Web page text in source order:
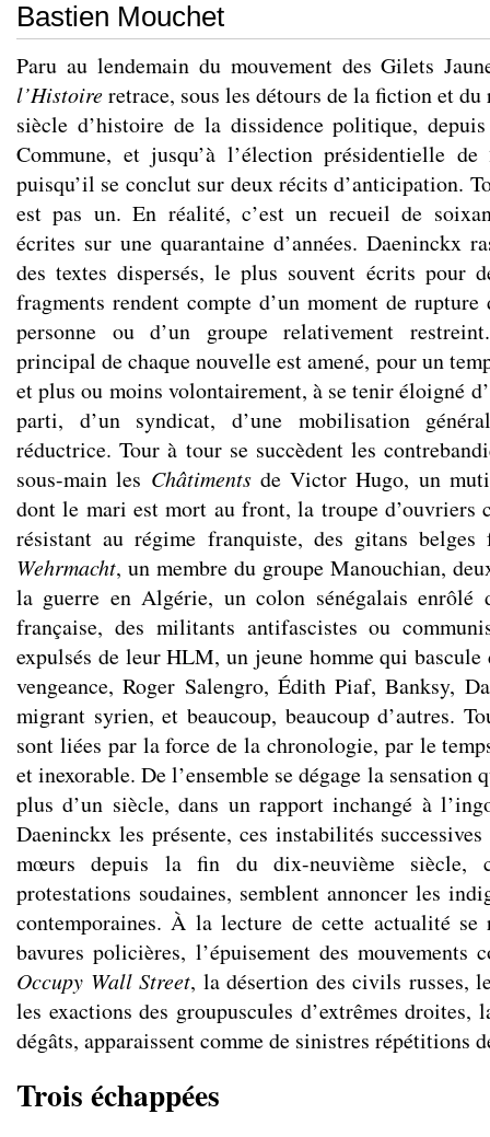
Bastien Mouchet
Paru au lendemain du mouvement des Gilets
l’Histoireretrace, sous les détours de la fiction et du
siècle d’histoire de la dissidence politique,
Commune, et jusqu’à l’élection présidentielle
puisqu’il se conclut sur deux récits d’anticipation.
est pas un. En réalité, c’est un recueil de
écrites sur une quarantaine d’années. Daeninckx
des textes dispersés, le plus souvent écrits pour
fragments rendent compte d’un moment de rupture
personne ou d’un groupe relativement
principal de chaque nouvelle est amené, pour un
et plus ou moins volontairement, à se tenir éloigné
parti, d’un syndicat, d’une mobilisation
réductrice. Tour à tour se succèdent les
sous-main les Châtiments de Victor Hugo, un
dont le mari est mort au front, la troupe d’ouvriers
résistant au régime franquiste, des gitans
Wehrmacht, un membre du groupe Manouchian,
la guerre en Algérie, un colon sénégalais enrôlé
française, des militants antifascistes ou
expulsés de leur HLM, un jeune homme qui
vengeance, Roger Salengro, Édith Piaf, Banksy,
migrant syrien, et beaucoup, beaucoup d’autres.
sont liées par la force de la chronologie, par le
et inexorable. De l’ensemble se dégage la sensation
plus d’un siècle, dans un rapport inchangé à
Daeninckx les présente, ces instabilités
mœurs depuis la fin du dix-neuvième siècle,
protestations soudaines, semblent annoncer les
contemporaines. À la lecture de cette actualité
bavures policières, l’épuisement des mouvements
Occupy Wall Street, la désertion des civils russes,
les exactions des groupuscules d’extrêmes droites,
dégâts, apparaissent comme de sinistres répétitions
Trois échappées